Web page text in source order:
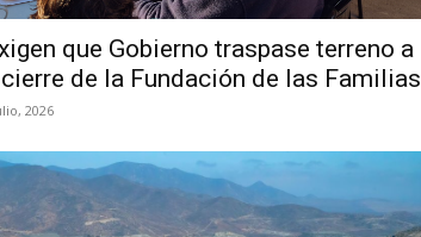
que Gobierno traspase terreno a
de la Fundación de las Familias
2026